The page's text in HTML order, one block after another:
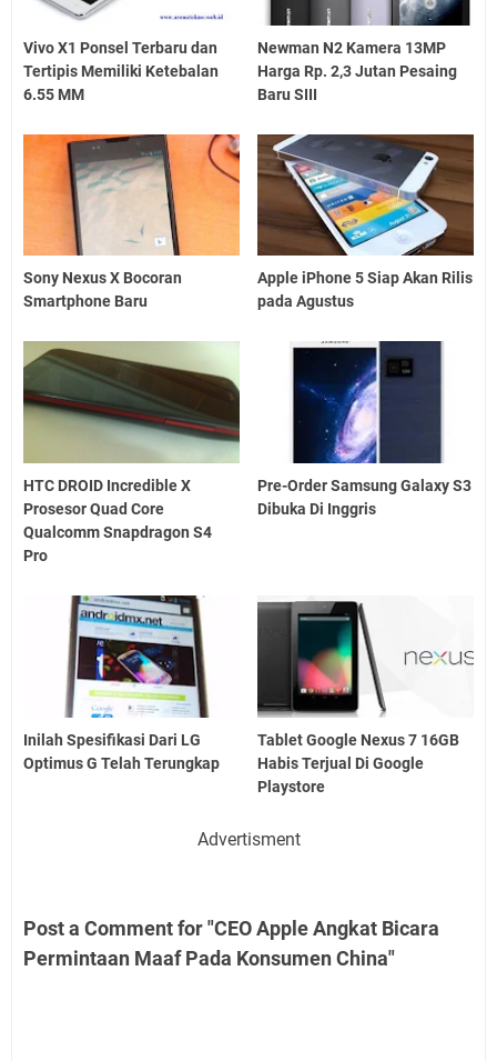
Vivo X1 Ponsel Terbaru dan
Tertipis Memiliki Ketebalan
6.55 MM
Newman N2 Kamera 13MP
Harga Rp. 2,3 Jutan Pesaing
Baru SIII
Sony Nexus X Bocoran
Smartphone Baru
Apple iPhone 5 Siap Akan Rilis
pada Agustus
HTC DROID Incredible X
Prosesor Quad Core
Qualcomm Snapdragon S4
Pro
Pre-Order Samsung Galaxy S3
Dibuka Di Inggris
Inilah Spesifikasi Dari LG
Optimus G Telah Terungkap
Tablet Google Nexus 7 16GB
Habis Terjual Di Google
Playstore
Advertisment
Post a Comment for "CEO Apple Angkat Bicara
Permintaan Maaf Pada Konsumen China"